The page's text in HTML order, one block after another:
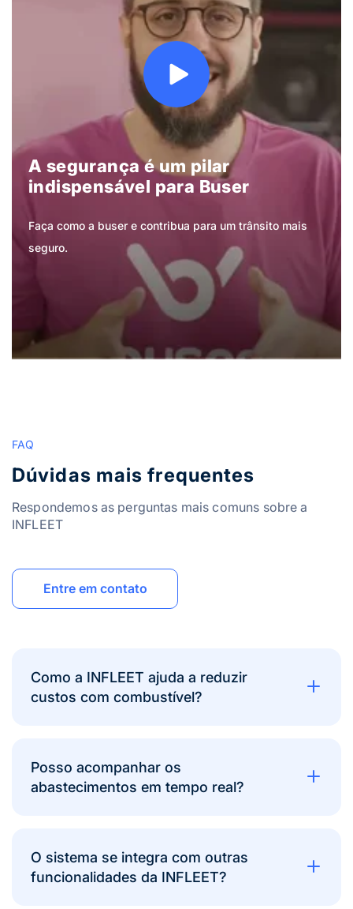
A segurança é um pilar
indispensável para Buser
Faça como a buser e contribua para um trânsito mais
seguro.
FAQ
Dúvidas mais frequentes
Respondemos as perguntas mais comuns sobre a
INFLEET
Entre em contato
Como a INFLEET ajuda a reduzir
custos com combustível?
Posso acompanhar os
abastecimentos em tempo real?
O sistema se integra com outras
funcionalidades da INFLEET?